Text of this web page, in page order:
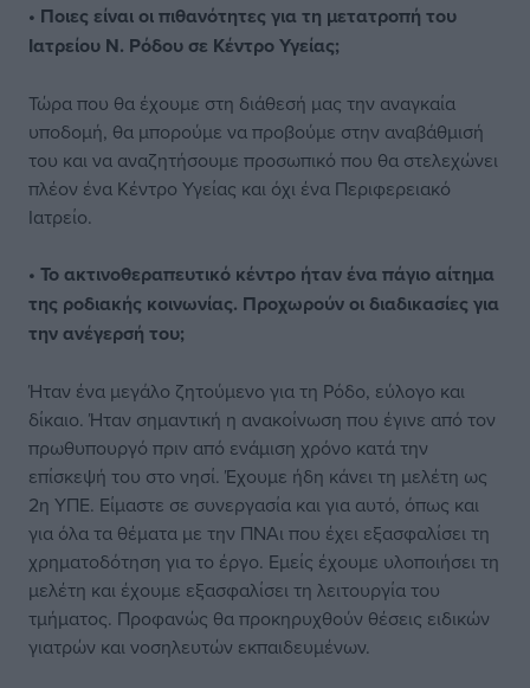
• Ποιες είναι οι πιθανότητες για τη μετατροπή του
Ιατρείου Ν. Ρόδου σε Κέντρο Υγείας;
Τώρα που θα έχουμε στη διάθεσή μας την αναγκαία
υποδομή, θα μπορούμε να προβούμε στην αναβάθμισή
του και να αναζητήσουμε προσωπικό που θα στελεχώνει
πλέον ένα Κέντρο Υγείας και όχι ένα Περιφερειακό
Ιατρείο.
• Το ακτινοθεραπευτικό κέντρο ήταν ένα πάγιο αίτημα
της ροδιακής κοινωνίας. Προχωρούν οι διαδικασίες για
την ανέγερσή του;
Ήταν ένα μεγάλο ζητούμενο για τη Ρόδο, εύλογο και
δίκαιο. Ήταν σημαντική η ανακοίνωση που έγινε από τον
πρωθυπουργό πριν από ενάμιση χρόνο κατά την
επίσκεψή του στο νησί. Έχουμε ήδη κάνει τη μελέτη ως
2η ΥΠΕ. Είμαστε σε συνεργασία και για αυτό, όπως και
για όλα τα θέματα με την ΠΝΑι που έχει εξασφαλίσει τη
χρηματοδότηση για το έργο. Εμείς έχουμε υλοποιήσει τη
μελέτη και έχουμε εξασφαλίσει τη λειτουργία του
τμήματος. Προφανώς θα προκηρυχθούν θέσεις ειδικών
γιατρών και νοσηλευτών εκπαιδευμένων.